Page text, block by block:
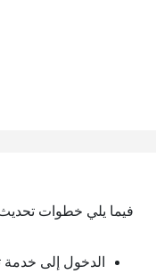
فيما يلي خطوات
الدخول إلى